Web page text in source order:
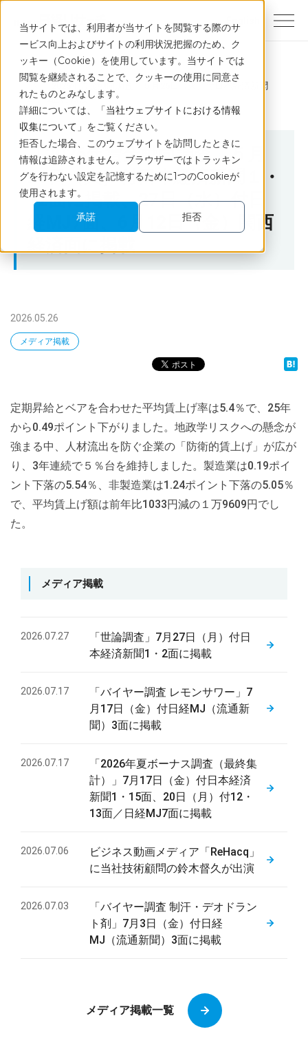
当サイトでは、利用者が当サイトを閲覧する際のサ
ービス向上およびサイトの利用状況把握のため、ク
ッキー（Cookie）を使用しています。当サイトでは
閲覧を継続されることで、クッキーの使用に同意さ
れたものとみなします。
詳細については、「当社ウェブサイトにおける情報
収集について 」をご覧ください。
拒否した場合、このウェブサイトを訪問したときに
情報は追跡されません。ブラウザーではトラッキン
グを行わない設定を記憶するために1つのCookieが
使用されます。
承諾
拒否
トップ
ニュース
「2026年賃金動向調査」５月26日（火）付日本経済新聞
１・12面に掲載
「2026年賃金動向調査」５月
26日（火）付日本経済新聞１・
12面に掲載、27日（水）付日
経MJ7面、6月12日（金）関西
2026.05.26
メディア掲載
定期昇給とベアを合わせた平均賃上げ率は5.4％で、25年
から0.49ポイント下がりました。地政学リスクへの懸念が
強まる中、人材流出を防ぐ企業の「防衛的賃上げ」が広が
り、3年連続で５％台を維持しました。製造業は0.19ポイ
ント下落の5.54％、非製造業は1.24ポイント下落の5.05％
で、平均賃上げ額は前年比1033円減の１万9609円でし
た。
メディア掲載
2026.07.27
「世論調査」7月27日（月）付日
本経済新聞1・2面に掲載
2026.07.17
「バイヤー調査 レモンサワー」7
月17日（金）付日経MJ（流通新
聞）3面に掲載
2026.07.17
「2026年夏ボーナス調査（最終集
計）」7月17日（金）付日本経済
新聞1・15面、20日（月）付12・
13面／日経MJ7面に掲載
2026.07.06
ビジネス動画メディア「ReHacq」
に当社技術顧問の鈴木督久が出演
2026.07.03
「バイヤー調査 制汗・デオドラン
ト剤」7月3日（金）付日経
MJ（流通新聞）3面に掲載
メディア掲載一覧